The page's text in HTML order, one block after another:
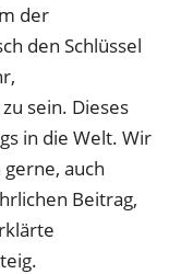
der
den Schlüssel
sein. Dieses
in die Welt. Wir
auch
Beitrag,